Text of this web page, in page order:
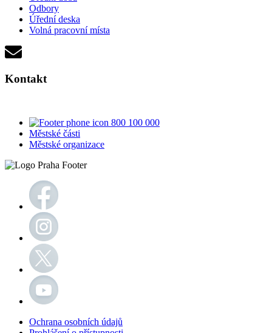
Odbory
Úřední deska
Volná pracovní místa
Kontakt
800 100 000
Městské části
Městské organizace
Ochrana osobních údajů